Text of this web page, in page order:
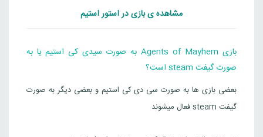
مشاهده ی بازی در استور استیم
بازی Agents of Mayhem به صورت سیدی کی استیم یا به
صورت گیفت steam است؟
بعضی بازی ها به صورت سی دی کی استیم و بعضی دیگر به صورت
گیفت steam فعال میشوند